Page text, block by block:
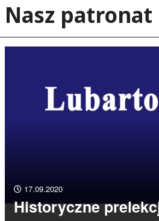
Nasz patronat
17.09.2020
Historyczne